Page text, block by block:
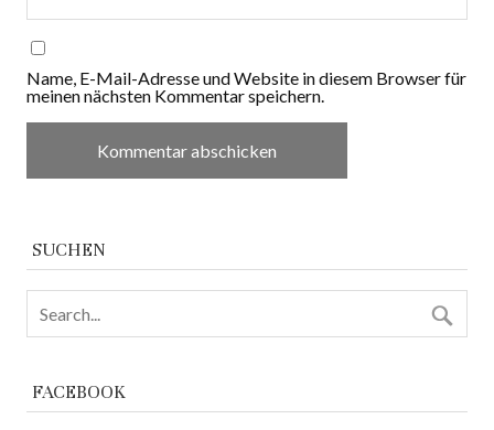
Name, E-Mail-Adresse und Website in diesem Browser für
meinen nächsten Kommentar speichern.
SUCHEN
FACEBOOK